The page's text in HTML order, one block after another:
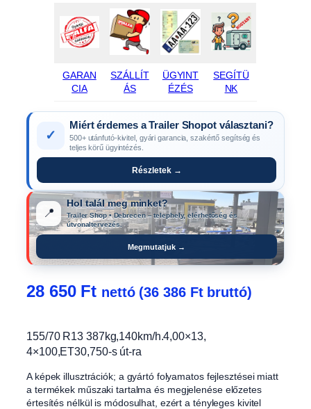
GARAN
CIA
SZÁLLÍT
ÁS
ÜGYINT
ÉZÉS
SEGÍTÜ
NK
✓
Miért érdemes a Trailer Shopot választani?
500+ utánfutó-kivitel, gyári garancia, szakértő segítség és
teljes körű ügyintézés.
Részletek →
📍
Hol talál meg minket?
Trailer Shop • Debrecen – telephely, elérhetőség és
útvonaltervezés.
Megmutatjuk →
28 650 Ft nettó (36 386 Ftbruttó)
155/70 R13 387kg,140km/h.4,00×13,
4×100,ET30,750-s út-ra
A képek illusztrációk; a gyártó folyamatos fejlesztései miatt
a termékek műszaki tartalma és megjelenése előzetes
értesítés nélkül is módosulhat, ezért a tényleges kivitel